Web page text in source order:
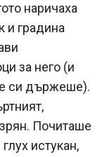
наричаха
и градина
за него (и
си държеше).
Почиташе
истукан,